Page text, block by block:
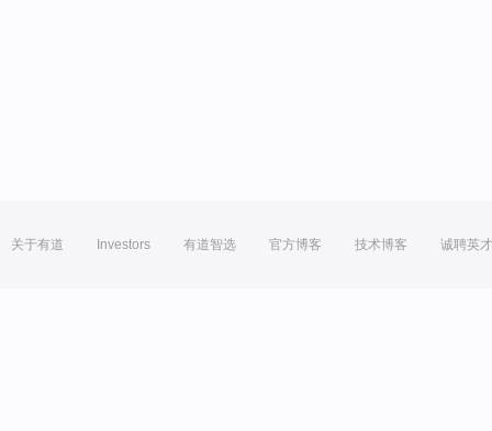
关于有道 Investors 有道智选 官方博客 技术博客 诚聘英才